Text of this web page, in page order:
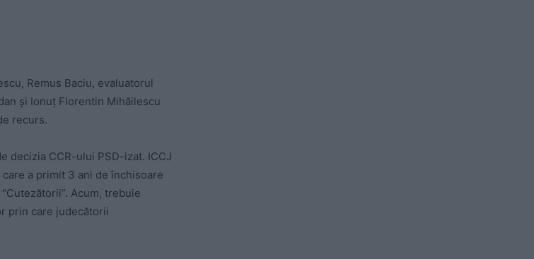
Remus Baciu, evaluatorul
și Ionuț Florentin Mihăilescu
recurs.
decizia CCR-ului PSD-izat. ICCJ
a primit 3 ani de închisoare
Acum, trebuie
prin care judecătorii